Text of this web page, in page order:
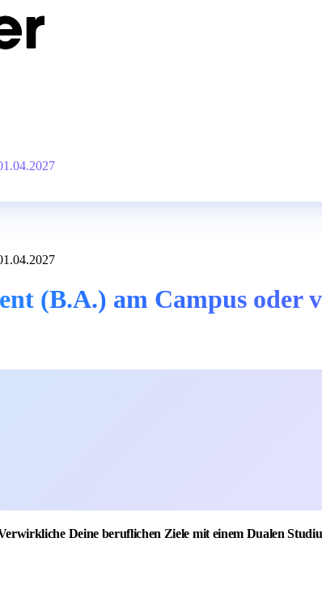
(B.A.) am Campus oder
Deine beruflichen Ziele mit einem Dualen